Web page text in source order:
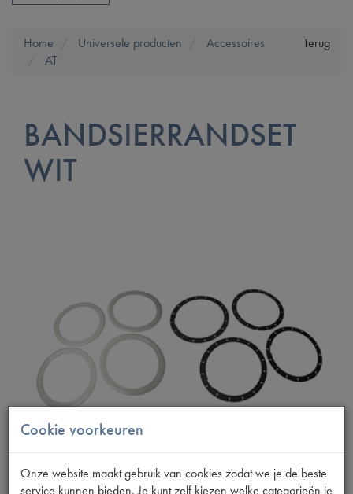
Terug
Home Universele producten
Accessoires
AT
BANDSIERRANDSET
WIT
Cookie voorkeuren
Onze website maakt gebruik van cookies zodat we je de beste
service kunnen bieden. Je kunt zelf kiezen welke categorieën je